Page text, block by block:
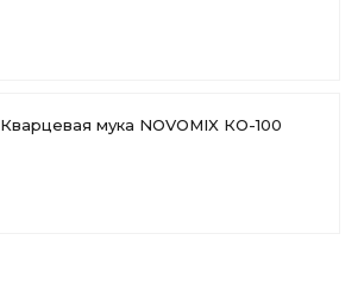
Кварцевая мука NOVOMIX КО-100